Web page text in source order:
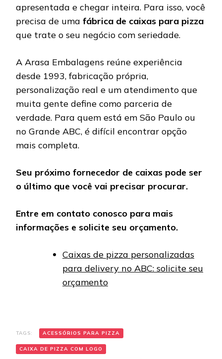
apresentada e chegar inteira. Para isso, você
precisa de uma fábrica de caixas para pizza
que trate o seu negócio com seriedade.
A Arasa Embalagens reúne experiência
desde 1993, fabricação própria,
personalização real e um atendimento que
muita gente define como parceria de
verdade. Para quem está em São Paulo ou
no Grande ABC, é difícil encontrar opção
mais completa.
Seu próximo fornecedor de caixas pode ser
o último que você vai precisar procurar.
Entre em contato conosco para mais
informações e solicite seu orçamento.
Caixas de pizza personalizadas
para delivery no ABC: solicite seu
orçamento
TAGS: ACESSÓRIOS PARA PIZZA
CAIXA DE PIZZA COM LOGO